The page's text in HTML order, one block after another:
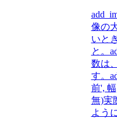
像の
いと
と。
数は
す。
前',
無)実
よう